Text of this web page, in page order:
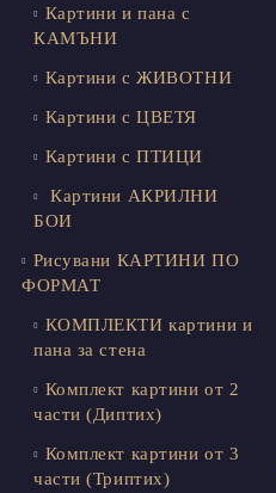
Картини и пана с
КАМЪНИ
Картини с ЖИВОТНИ
Картини с ЦВЕТЯ
Картини с ПТИЦИ
Картини АКРИЛНИ
БОИ
Рисувани КАРТИНИ ПО
ФОРМАТ
КОМПЛЕКТИ картини и
пана за стена
Комплект картини от 2
части (Диптих)
Комплект картини от 3
части (Триптих)